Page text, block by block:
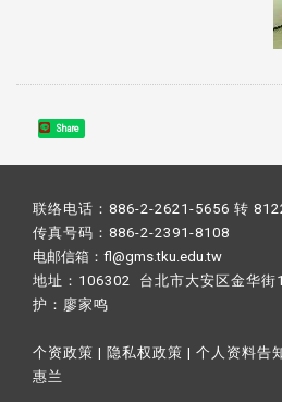
Share
联络电话：886-2-2621-5656 转
传真号码：886-2-2391-8108
电邮信箱：fl@gms.tku.edu.tw
地址：106302 台北市大安区金华
护： 廖家鸣​
个资政策 | 隐私权政策 | 个人资料告
惠兰